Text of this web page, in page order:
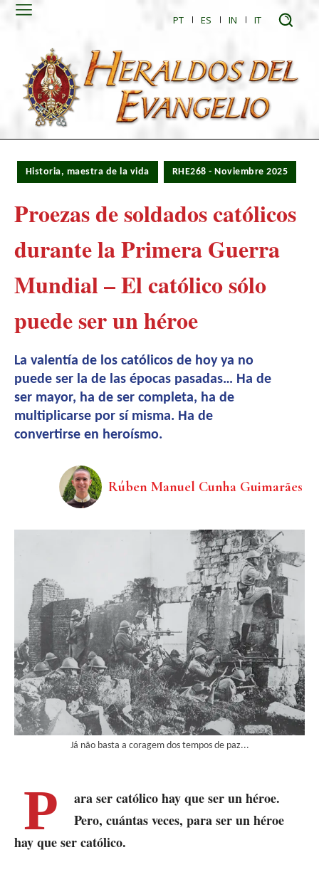
PT ES IN IT
Historia, maestra de la vida RHE268 - Noviembre 2025
Proezas de soldados católicos
durante la Primera Guerra
Mundial – El católico sólo
puede ser un héroe
La valentía de los católicos de hoy ya no
puede ser la de las épocas pasadas… Ha de
ser mayor, ha de ser completa, ha de
multiplicarse por sí misma. Ha de
convertirse en heroísmo.
Rúben Manuel Cunha Guimarães
Já não basta a coragem dos tempos de paz...
P
ara ser católico hay que ser un héroe.
Pero, cuántas veces, para ser un héroe
hay que ser católico.